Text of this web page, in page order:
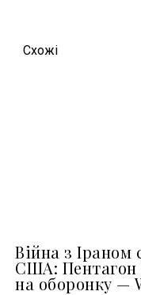
Схожi
Війна з
США: Пентагон
на оборонку —